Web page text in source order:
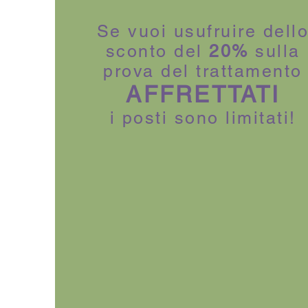
Se vuoi usufruire
sconto del20% sulla
prova del trattamento
AFFRETTATI
i posti sono limitati!